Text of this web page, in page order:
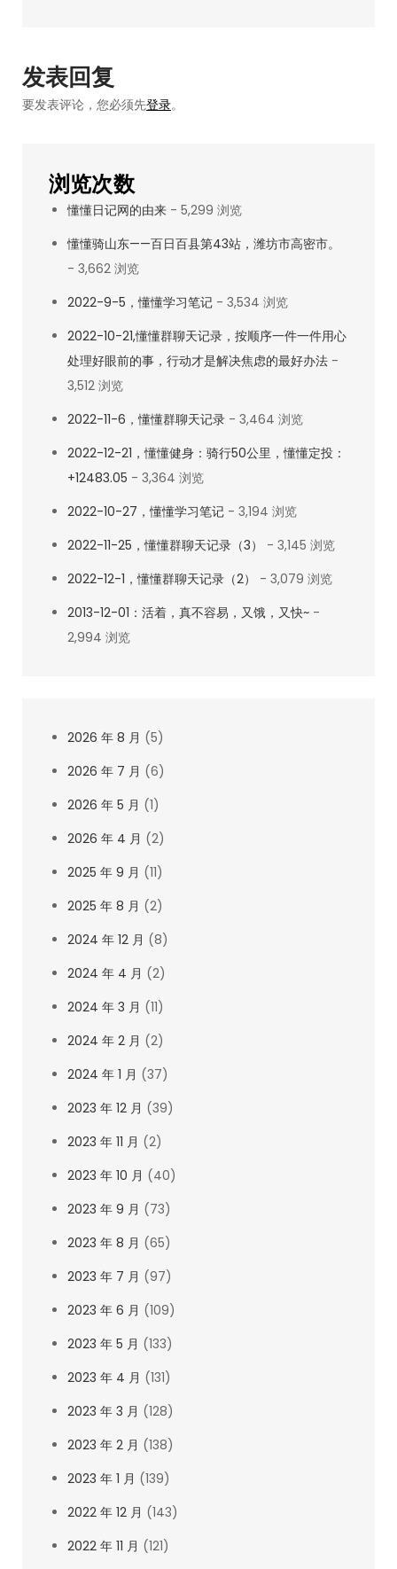
（2）：
人，
为
真
正
的
考，
意
做
一
切
情
发表回复
要发表评论，您必须先登录。
浏览次数
懂懂日记网的由来 - 5,299 浏览
懂懂骑山东——百日百县第43站，潍坊市高密市。
- 3,662 浏览
2022-9-5，懂懂学习笔记 - 3,534 浏览
2022-10-21,懂懂群聊天记录，按顺序一件一件用心
处理好眼前的事，行动才是解决焦虑的最好办法 -
3,512 浏览
2022-11-6，懂懂群聊天记录 - 3,464 浏览
2022-12-21，懂懂健身：骑行50公里，懂懂定投：
+12483.05 - 3,364 浏览
2022-10-27，懂懂学习笔记 - 3,194 浏览
2022-11-25，懂懂群聊天记录（3）
- 3,145 浏览
2022-12-1，懂懂群聊天记录（2）
- 3,079 浏览
2013-12-01：活着，真不容易，又饿，又快~ -
2,994 浏览
2026 年 8 月 (5)
2026 年 7 月 (6)
2026 年 5 月 (1)
2026 年 4 月 (2)
2025 年 9 月 (11)
2025 年 8 月 (2)
2024 年 12 月 (8)
2024 年 4 月 (2)
2024 年 3 月 (11)
2024 年 2 月 (2)
2024 年 1 月 (37)
2023 年 12 月 (39)
2023 年 11 月 (2)
2023 年 10 月 (40)
2023 年 9 月 (73)
2023 年 8 月 (65)
2023 年 7 月 (97)
2023 年 6 月 (109)
2023 年 5 月 (133)
2023 年 4 月 (131)
2023 年 3 月 (128)
2023 年 2 月 (138)
2023 年 1 月 (139)
2022 年 12 月 (143)
2022 年 11 月 (121)